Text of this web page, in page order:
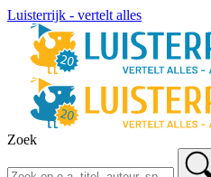
Luisterrijk - vertelt alles
Zoek